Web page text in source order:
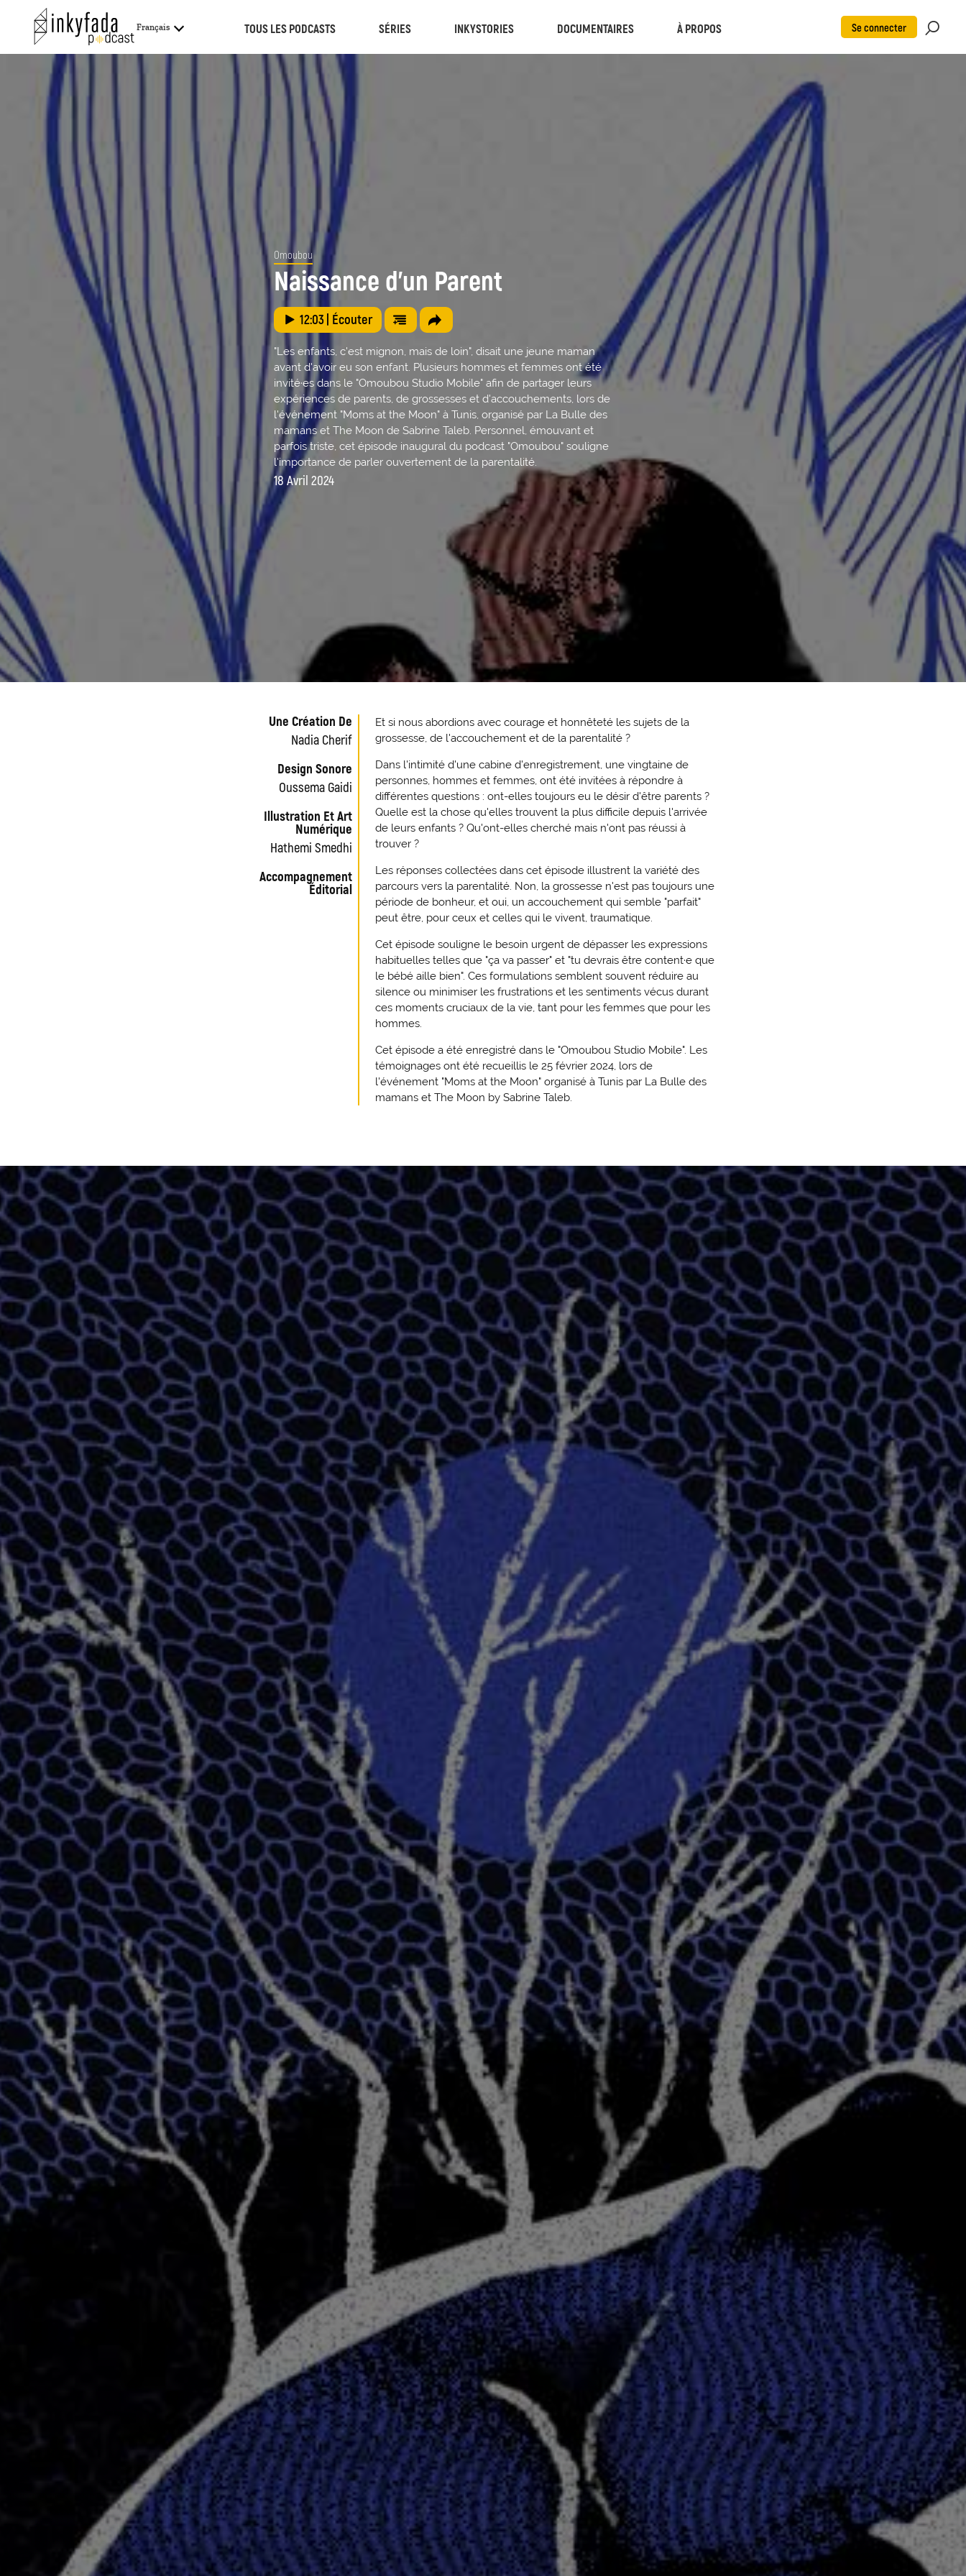
Français TOUS LES PODCASTS SÉRIES INKYSTORIES DOCUMENTAIRES À PROPOS Se connecter
Omoubou
Naissance d’un Parent
12:03| Écouter
"Les enfants, c'est mignon, mais de loin", disait une jeune maman
avant d'avoir eu son enfant. Plusieurs hommes et femmes ont été
invité·es dans le "Omoubou Studio Mobile" afin de partager leurs
expériences de parents, de grossesses et d'accouchements, lors de
l'événement "Moms at the Moon" à Tunis, organisé par La Bulle des
mamans et The Moon de Sabrine Taleb. Personnel, émouvant et
parfois triste, cet épisode inaugural du podcast "Omoubou" souligne
l'importance de parler ouvertement de la parentalité.
18 Avril 2024
Une Création De
Nadia Cherif
Design Sonore
Oussema Gaidi
Illustration Et Art
Numérique
Hathemi Smedhi
Accompagnement
Éditorial
Et si nous abordions avec courage et honnêteté les sujets de la
grossesse, de l'accouchement et de la parentalité ?
Dans l'intimité d'une cabine d'enregistrement, une vingtaine de
personnes, hommes et femmes, ont été invitées à répondre à
différentes questions : ont-elles toujours eu le désir d'être parents ?
Quelle est la chose qu'elles trouvent la plus difficile depuis l'arrivée
de leurs enfants ? Qu'ont-elles cherché mais n'ont pas réussi à
trouver ?
Les réponses collectées dans cet épisode illustrent la variété des
parcours vers la parentalité. Non, la grossesse n'est pas toujours une
période de bonheur, et oui, un accouchement qui semble "parfait"
peut être, pour ceux et celles qui le vivent, traumatique.
Cet épisode souligne le besoin urgent de dépasser les expressions
habituelles telles que "ça va passer" et "tu devrais être content·e que
le bébé aille bien". Ces formulations semblent souvent réduire au
silence ou minimiser les frustrations et les sentiments vécus durant
ces moments cruciaux de la vie, tant pour les femmes que pour les
hommes.
Cet épisode a été enregistré dans le "Omoubou Studio Mobile". Les
témoignages ont été recueillis le 25 février 2024, lors de
l'événement "Moms at the Moon" organisé à Tunis par La Bulle des
mamans et The Moon by Sabrine Taleb.